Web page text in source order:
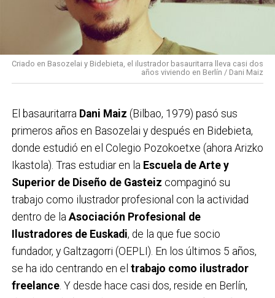
Criado en Basozelai y Bidebieta, el ilustrador basauritarra lleva casi dos
años viviendo en Berlín / Dani Maiz
El basauritarra Dani Maiz (Bilbao, 1979) pasó sus
primeros años en Basozelai y después en Bidebieta,
donde estudió en el Colegio Pozokoetxe (ahora Arizko
Ikastola). Tras estudiar en la Escuela de Arte y
Superior de Diseño de Gasteiz compaginó su
trabajo como ilustrador profesional con la actividad
dentro de la Asociación Profesional de
Ilustradores de Euskadi, de la que fue socio
fundador, y Galtzagorri (OEPLI). En los últimos 5 años,
se ha ido centrando en el trabajo como ilustrador
freelance. Y desde hace casi dos, reside en Berlín,